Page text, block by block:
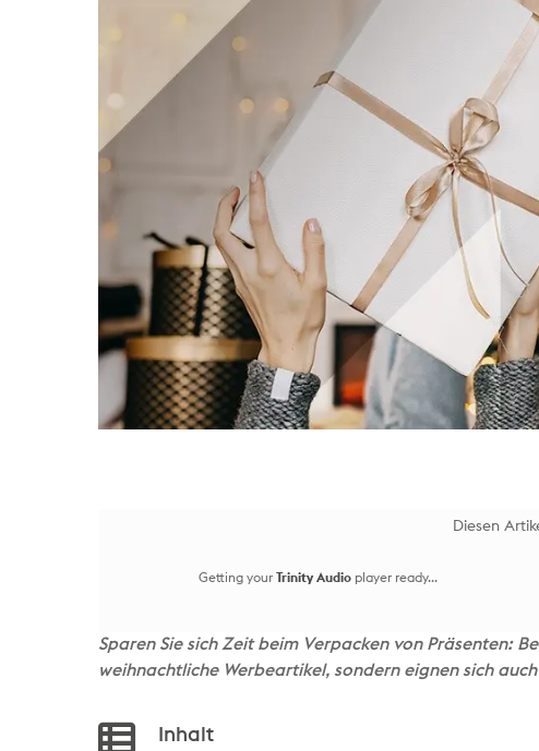
Diesen
Getting your Trinity Audio player ready...
Sparen Sie sich Zeit beim Verpacken von Präsenten:
weihnachtliche Werbeartikel, sondern eignen sich
Inhalt